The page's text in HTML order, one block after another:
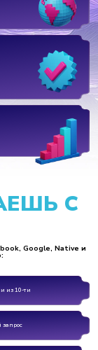
С
Google, Native и
из 10-ти
запрос